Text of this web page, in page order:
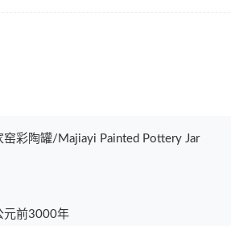
窑彩陶罐/Majiayi Painted Pottery Jar
元前3000年